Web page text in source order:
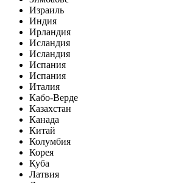
Израиль
Индия
Ирландия
Исландия
Исландия
Испания
Испания
Италия
Кабо-Верде
Казахстан
Канада
Китай
Колумбия
Корея
Куба
Латвия